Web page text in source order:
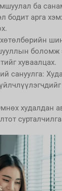
ба
бодит арга
боломж
хуваалцах.
сануулга:
худалдан